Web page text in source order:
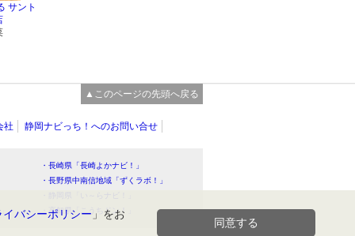
サント
▲このページの先頭へ戻る
社 静岡ナビっち！へのお問い合せ
・長崎県「長崎よかナビ！」
・長野県中南信地域「ずくラボ！」
・高知県「こうちドン！」
イバシーポリシー 」をお
同意する